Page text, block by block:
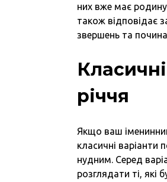
них вже має родину
також відповідає
звершень та
річчя
Якщо ваш
класичні варіанти
нудним. Серед
розглядати ті, які